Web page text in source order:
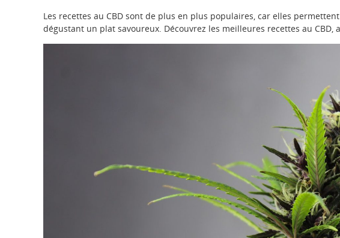
Les recettes au CBD sont de plus en plus populaires, car elles
dégustant un plat savoureux. Découvrez les meilleures recettes au